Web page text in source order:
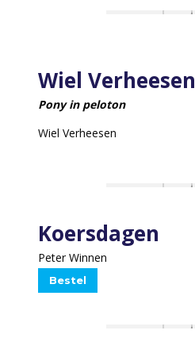
Wiel Verheesen
Pony in peloton
Wiel Verheesen
Koersdagen
Peter Winnen
Bestel